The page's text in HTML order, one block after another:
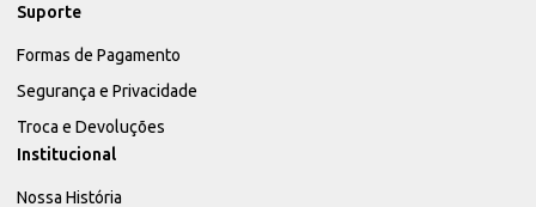
Suporte
Formas de Pagamento
Segurança e Privacidade
Troca e Devoluções
Institucional
Nossa História